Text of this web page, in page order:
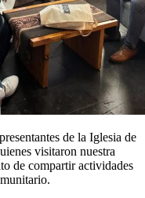
de la Iglesia de
visitaron nuestra
de compartir actividades